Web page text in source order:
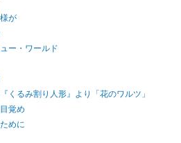
が
ー・ワールド
くるみ割り人形』より「花のワルツ」
覚め
めに